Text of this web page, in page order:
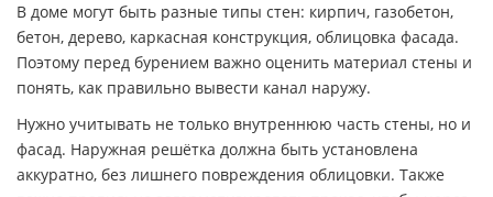
В доме могут быть разные типы стен: кирпич, газобетон,
бетон, дерево, каркасная конструкция, облицовка фасада.
Поэтому перед бурением важно оценить материал стены и
понять, как правильно вывести канал наружу.
Нужно учитывать не только внутреннюю часть стены, но и
фасад. Наружная решётка должна быть установлена
аккуратно, без лишнего повреждения облицовки. Также